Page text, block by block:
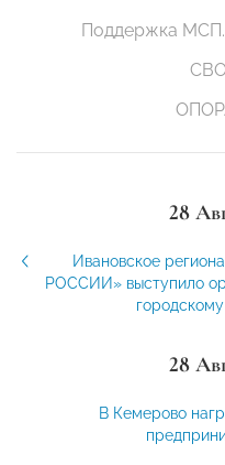
Поддержка
28
Ивановское
РОССИИ» выступило
28
В Кемерово